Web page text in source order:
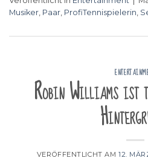
Musiker, Paar, ProfiTennispielerin,
Robin Williams ist
VERÖFFENTLICHT AM 12.